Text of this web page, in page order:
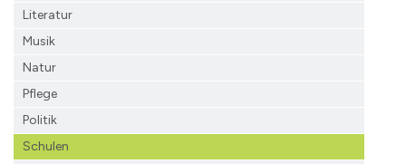
Literatur
Musik
Natur
Pflege
Politik
Schulen